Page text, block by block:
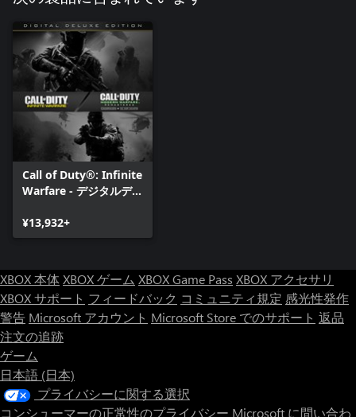
Call of Duty®: Infinite
Warfare - デジタルデラ
¥13,932+
XBOX 本体XBOX ゲーム XBOX Game Pass XBOX アクセサリ
XBOX サポート フィードバック コミュニティ規定 感光性発作
警告 Microsoft アカウント Microsoft Store でのサポート 返品
注文の追跡
ゲーム
日本語 (日本)
プライバシーに関する選択
コンシューマーの正常性のプライバシー Microsoft に問い合わ